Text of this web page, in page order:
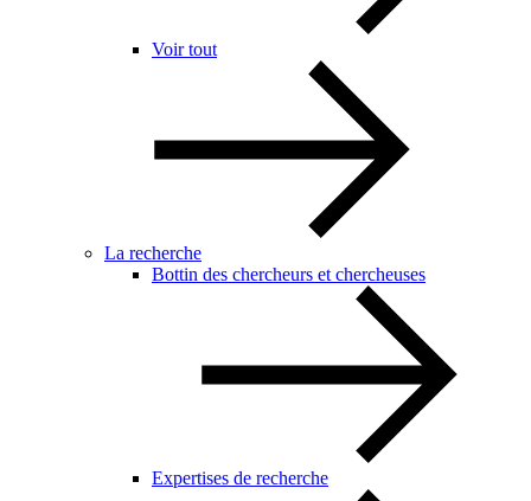
Voir tout
La recherche
Bottin des chercheurs et chercheuses
Expertises de recherche